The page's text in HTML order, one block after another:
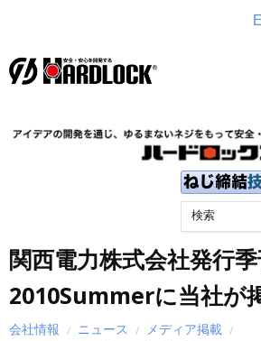
関西電力株式会社発行季
2010Summerに当社が
会社情報 ニュース
メディア掲載